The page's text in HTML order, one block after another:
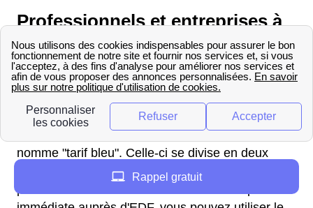
Professionnels et entreprises à
Issoire : contrats, offres,
informations EDF
besoin de l'offre la plus compétitive possible pour
votre entreprise. L'offre d'EDF pour les pros se
nomme "tarif bleu". Celle-ci se divise en deux
options : l'option de base et l'option heures
Rappel gratuit